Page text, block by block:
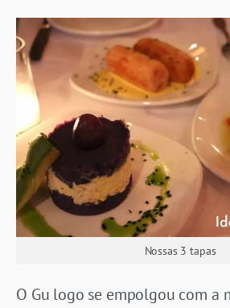
Nossas 3 tapas
O Gu logo se empolgou com a